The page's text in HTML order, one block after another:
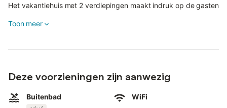
Het vakantiehuis met 2 verdiepingen maakt indruk op de gasten
woon/eetkamer met een slaapbank voor 2 personen, een zeer
wasmachine, een open haard, satelliet-tv, een babybedje en
De buitenkant van het huis bestaat uit een balkon, een grote
Toon meer
Deze voorzieningen zijn aanwezig
Buitenbad WiFi